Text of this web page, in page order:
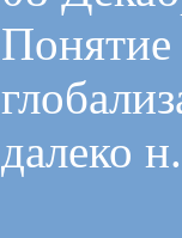
далеко